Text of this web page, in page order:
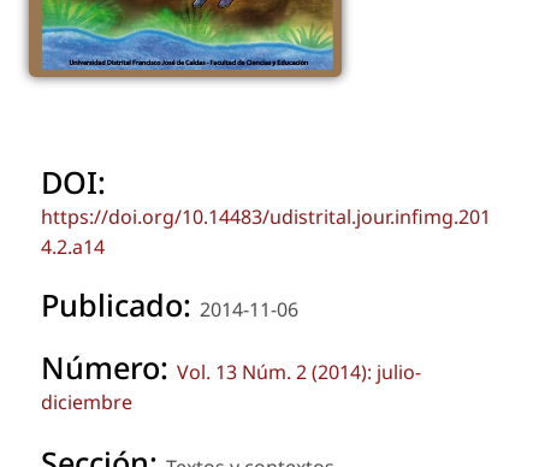
DOI:
https://doi.org/10.14483/udistrital.jour.infimg.201
4.2.a14
Publicado: 2014-11-06
Número: Vol. 13 Núm. 2 (2014): julio-
diciembre